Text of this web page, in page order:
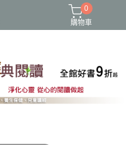
0
購物車